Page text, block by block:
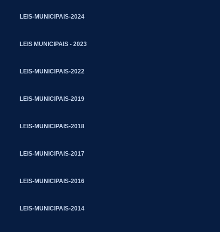
LEIS-MUNICIPAIS-2024
LEIS MUNICIPAIS - 2023
LEIS-MUNICIPAIS-2022
LEIS-MUNICIPAIS-2019
LEIS-MUNICIPAIS-2018
LEIS-MUNICIPAIS-2017
LEIS-MUNICIPAIS-2016
LEIS-MUNICIPAIS-2014